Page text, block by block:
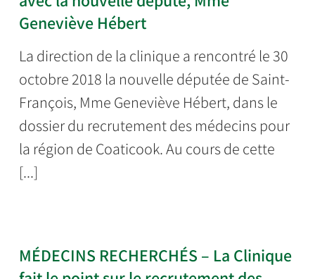
Geneviève Hébert
La direction de la clinique a rencontré le 30
octobre 2018 la nouvelle députée de Saint-
François, Mme Geneviève Hébert, dans le
dossier du recrutement des médecins pour
la région de Coaticook. Au cours de cette
[...]
MÉDECINS RECHERCHÉS – La Clinique